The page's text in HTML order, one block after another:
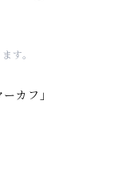
す。
カフ」